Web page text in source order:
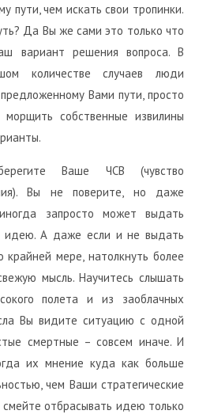
пути, чем искать свои тропинки.
Да Вы же сами это только что
вариант решения вопроса. В
количестве случаев люди
Вами пути, просто
собственные извилины
Ваше ЧСВ (чувство
Вы не поверите, но даже
запросто может выдать
идею. А даже если и не выдать
мере, натолкнуть более
мысль. Научитесь слышать
полета и из заоблачных
Вы видите ситуацию с одной
смертные – совсем иначе. И
их мнение куда как больше
чем Ваши стратегические
отбрасывать идею только